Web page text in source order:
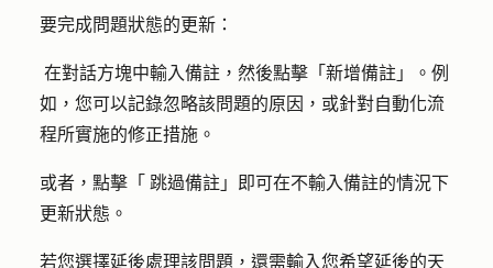
要完成問題狀態的更新：
在對話方塊中輸入備註 ，然後點擊 「新增備註 」。例
如，您可以記錄忽略該問題的原因，或針對自動化流
程所實施的修正措施。
或者，點擊「 跳過備註 」即可在不輸入備註的情況下
更新狀態。
若您選擇延後處理該問題，還需輸入您希望延後的天